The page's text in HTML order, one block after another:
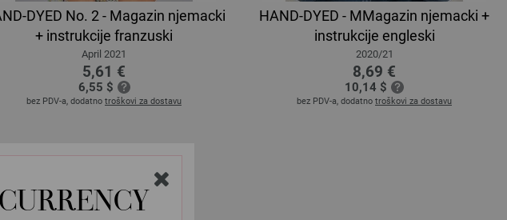
DYED No. 2 - Magazin njemacki
+ instrukcije franzuski
April 2021
5,61 €
6,55 $
bez PDV-a, dodatno troškovi za dostavu
HAND-DYED - MMagazin njemacki +
instrukcije engleski
2020/21
8,69 €
10,14 $
bez PDV-a, dodatno troškovi za dostavu